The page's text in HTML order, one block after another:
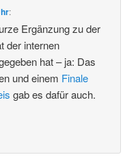
:
Ergänzung zu der
der internen
hat – ja: Das
und einem Finale
gab es dafür auch.